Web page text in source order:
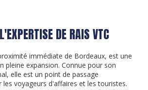
DE RAIS VTC
immédiate de Bordeaux, est une
pleine expansion. Connue pour son
elle est un point de passage
voyageurs d'affaires et les touristes.